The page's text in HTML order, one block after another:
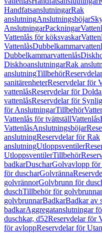
HandfatsanslutningarRak
anslutningAnslutningsböjar
AnslutningarPackningar
Vattenlås för köksvaskar
Vattenlås
Dubbelkammarvattenlås
DiskhoanslutningarRak
anslutningTillbehör
sanitärenheterReservdelar för
vattenlåsReservdelar för
vattenlåsReservdelar för
för AnslutningarTillbehör
Vattenlås för tvättställVattenlås
VattenlåsAnslutningsböjar
anslutningReservdelar för Rak
anslutningUtloppsventiler
UtloppsventilerTillbehör
badkarDuscharGolvavlopp för
för duscharGolvränna
golvrännorGolvbrunn för
duschTillbehör för golvbrunnar
golvbrunnarBadkarBadkar av
badkarAggregatanslutningar
duschkar, d52Reservdelar för
för avloppReservdelar för